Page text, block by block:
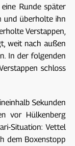
Runde später
und überholte ihn
Verstappen,
weit nach außen
In der folgenden
schloss
Sekunden
vor Hülkenberg
Situation: Vettel
dem Boxenstopp